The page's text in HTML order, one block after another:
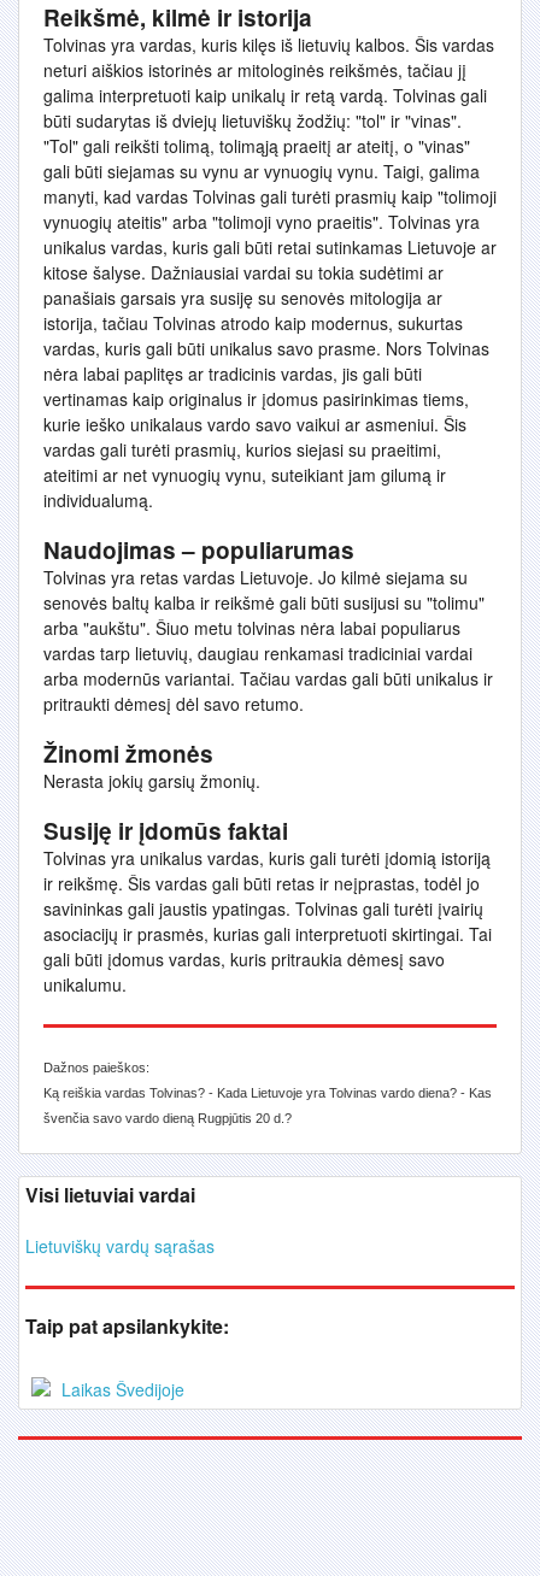
Reikšmė, kilmė ir istorija
Tolvinas yra vardas, kuris kilęs iš lietuvių kalbos. Šis vardas
neturi aiškios istorinės ar mitologinės reikšmės, tačiau jį
galima interpretuoti kaip unikalų ir retą vardą. Tolvinas gali
būti sudarytas iš dviejų lietuviškų žodžių: "tol" ir "vinas".
"Tol" gali reikšti tolimą, tolimąją praeitį ar ateitį, o "vinas"
gali būti siejamas su vynu ar vynuogių vynu. Taigi, galima
manyti, kad vardas Tolvinas gali turėti prasmių kaip "tolimoji
vynuogių ateitis" arba "tolimoji vyno praeitis". Tolvinas yra
unikalus vardas, kuris gali būti retai sutinkamas Lietuvoje ar
kitose šalyse. Dažniausiai vardai su tokia sudėtimi ar
panašiais garsais yra susiję su senovės mitologija ar
istorija, tačiau Tolvinas atrodo kaip modernus, sukurtas
vardas, kuris gali būti unikalus savo prasme. Nors Tolvinas
nėra labai paplitęs ar tradicinis vardas, jis gali būti
vertinamas kaip originalus ir įdomus pasirinkimas tiems,
kurie ieško unikalaus vardo savo vaikui ar asmeniui. Šis
vardas gali turėti prasmių, kurios siejasi su praeitimi,
ateitimi ar net vynuogių vynu, suteikiant jam gilumą ir
individualumą.
Naudojimas – populiarumas
Tolvinas yra retas vardas Lietuvoje. Jo kilmė siejama su
senovės baltų kalba ir reikšmė gali būti susijusi su "tolimu"
arba "aukštu". Šiuo metu tolvinas nėra labai populiarus
vardas tarp lietuvių, daugiau renkamasi tradiciniai vardai
arba modernūs variantai. Tačiau vardas gali būti unikalus ir
pritraukti dėmesį dėl savo retumo.
Žinomi žmonės
Nerasta jokių garsių žmonių.
Susiję ir įdomūs faktai
Tolvinas yra unikalus vardas, kuris gali turėti įdomią istoriją
ir reikšmę. Šis vardas gali būti retas ir neįprastas, todėl jo
savininkas gali jaustis ypatingas. Tolvinas gali turėti įvairių
asociacijų ir prasmės, kurias gali interpretuoti skirtingai. Tai
gali būti įdomus vardas, kuris pritraukia dėmesį savo
unikalumu.
Dažnos paieškos:
Ką reiškia vardas Tolvinas? - Kada Lietuvoje yra Tolvinas vardo diena? - Kas
švenčia savo vardo dieną Rugpjūtis 20 d.?
Visi lietuviai vardai
Lietuviškų vardų sąrašas
Taip pat apsilankykite:
Laikas Švedijoje